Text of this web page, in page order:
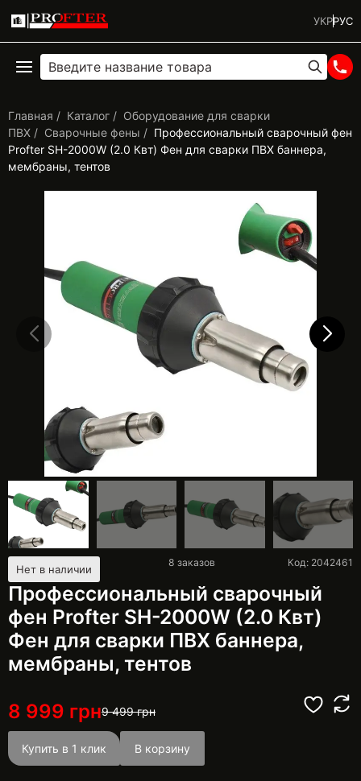
УКРРУС
Главная Каталог
Оборудование для сварки
ПВХ
Сварочные фены
Профессиональный сварочный фен
Profter SH-2000W (2.0 Квт) Фен для сварки ПВХ баннера,
мембраны, тентов
Нет в наличии
Профессиональный сварочный
фен Profter SH-2000W (2.0 Квт)
Фен для сварки ПВХ баннера,
мембраны, тентов
Код: 2042461
8 заказов
8 999 грн9 499грн
Купить в 1 клик В корзину